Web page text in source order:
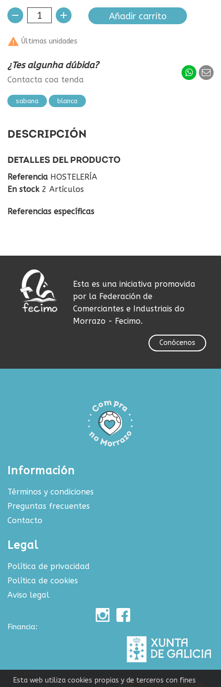
Añadir carrito
 Últimas unidades
¿Tes algunha dúbida?
Contacta coa tenda
sabana blanca
DESCRIPCIÓN
DETALLES DEL PRODUCTO
Referencia HOSTELERÍA
En stock 2 Artículos
Referencias específicas
Esta es una iniciativa promovida
por la Federación de
Comerciantes e Industriais do
Morrazo - Fecimo.
Conócenos
Información
Términos y condiciones
Preguntas frecuentes
Contacto
Legal
Política de privacidad
Política de cookies
Aviso legal
Financia:
Esta web utiliza cookies propias y de terceros con fines